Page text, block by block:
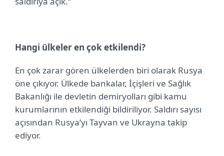
Hangi ülkeler en çok etkilendi?
En çok zarar gören ülkelerden biri olarak Rusya
öne çıkıyor. Ülkede bankalar, İçişleri ve Sağlık
Bakanlığı ile devletin demiryolları gibi kamu
kurumlarının etkilendiği bildiriliyor. Saldırı sayısı
açısından Rusya’yı Tayvan ve Ukrayna takip
ediyor.